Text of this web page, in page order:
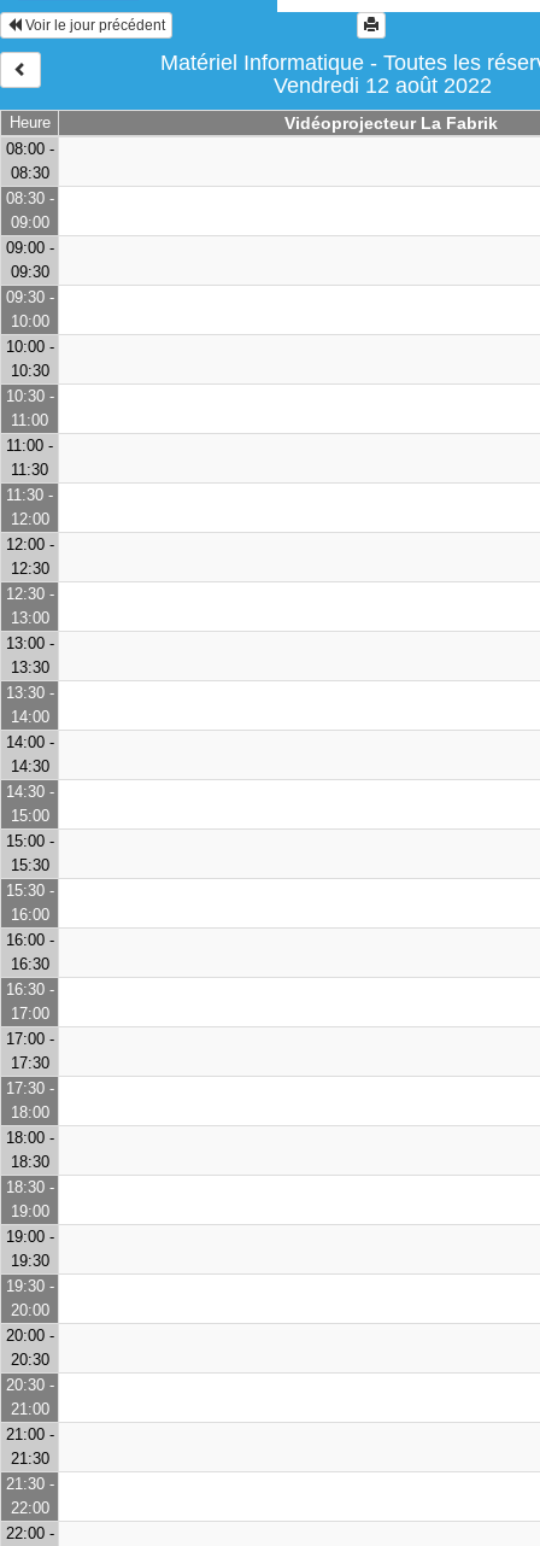
Voir le jour précédent
Matériel Informatique - Toutes les
Vendredi 12 août 2022
Heure Vidéoprojecteur La Fabrik
08:00 -
08:30
08:30 -
09:00
09:00 -
09:30
09:30 -
10:00
10:00 -
10:30
10:30 -
11:00
11:00 -
11:30
11:30 -
12:00
12:00 -
12:30
12:30 -
13:00
13:00 -
13:30
13:30 -
14:00
14:00 -
14:30
14:30 -
15:00
15:00 -
15:30
15:30 -
16:00
16:00 -
16:30
16:30 -
17:00
17:00 -
17:30
17:30 -
18:00
18:00 -
18:30
18:30 -
19:00
19:00 -
19:30
19:30 -
20:00
20:00 -
20:30
20:30 -
21:00
21:00 -
21:30
21:30 -
22:00
22:00 -